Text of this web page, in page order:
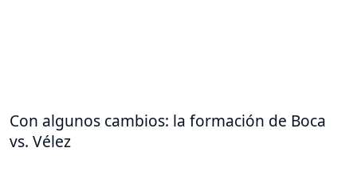
Con algunos cambios: la formación de Boca
vs. Vélez